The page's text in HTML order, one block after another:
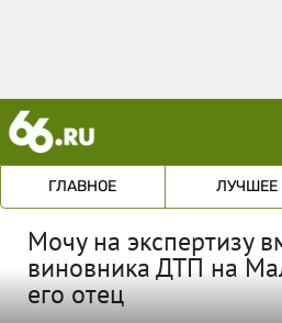
ГЛАВНОЕ ЛУЧШЕЕ
Мочу на экспертизу
виновника ДТП на
его отец